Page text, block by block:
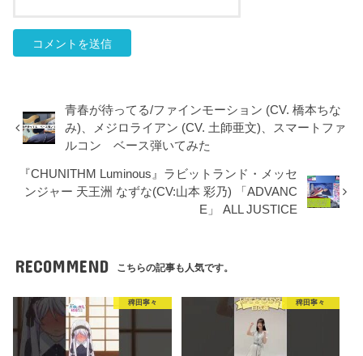
青春が待ってる/ファインモーション (CV. 橋本ちな
み)、メジロライアン (CV. 土師亜文)、スマートファ
ルコン ベース弾いてみた
『CHUNITHM Luminous』ラビットランド・メッセ
ンジャー 天王洲 なずな(CV:山本 彩乃) 「ADVANC
E」 ALL JUSTICE
RECOMMEND こちらの記事も人気です。
稗田寧々 稗田寧々